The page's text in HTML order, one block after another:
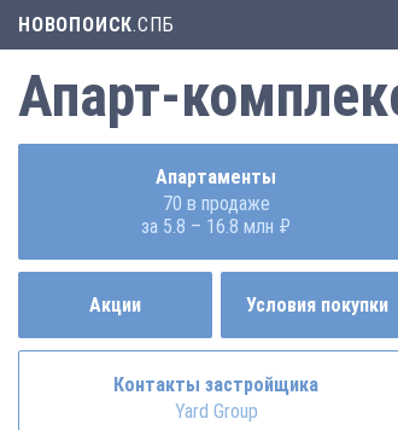
НОВОПОИСК.СПБ
Апарт-
Апартаменты
70 в продаже
за 5.8 – 16.8 млн ₽
Акции Условия покупки
Контакты застройщика
Yard Group